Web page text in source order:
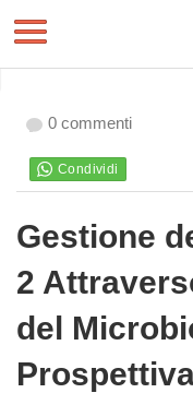
0 commenti
Gestione
2
del